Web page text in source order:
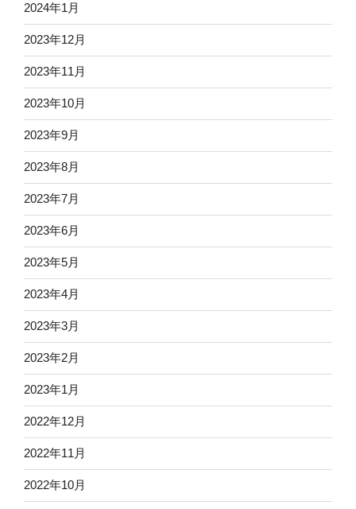
2024年1月
2023年12月
2023年11月
2023年10月
2023年9月
2023年8月
2023年7月
2023年6月
2023年5月
2023年4月
2023年3月
2023年2月
2023年1月
2022年12月
2022年11月
2022年10月